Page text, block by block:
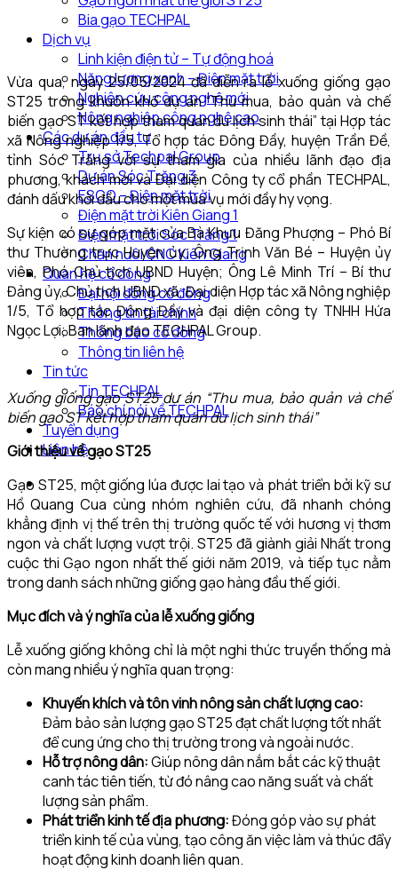
Bia gạo TECHPAL
Dịch vụ
Linh kiện điện tử – Tự động hoá
Năng lượng xanh – Điện mặt trời
Nghiên cứu công nghệ mới
Nông nghiệp công nghệ cao
Các dự án đầu tư
Trụ sở Techpal Group
Dự án Sóc Trăng 3
ESCO – Điện mặt trời
Điện mặt trời Kiên Giang 1
Điện mặt trời Sóc Trăng 1
Chăn nuôi CNC Kiên Giang
Quan hệ cổ đông
Đại hội đồng cổ đông
Thông tin tài chính
Thông báo cổ đông
Thông tin liên hệ
Tin tức
Tin TECHPAL
Báo chí nói về TECHPAL
Tuyển dụng
Liên hệ
Vừa qua, ngày 25/05/2024 đã diễn ra lễ xuống giống gạo
ST25 trong khuôn khổ dự án “Thu mua, bảo quản và chế
biến gạo ST kết hợp tham quan du lịch sinh thái” tại Hợp tác
xã Nông nghiệp 1/5, Tổ hợp tác Đông Đầy, huyện Trần Đề,
tỉnh Sóc Trăng với sự tham gia của nhiều lãnh đạo địa
phương, khách mời và Đại diện Công ty cổ phần TECHPAL,
đánh dấu khởi đầu cho một mùa vụ mới đầy hy vọng.
Sự kiện có sự góp mặt của Bà Khưu Đăng Phượng – Phó Bí
thư Thường trực Huyện ủy; Ông Trịnh Văn Bé – Huyện ủy
viên, Phó Chủ tịch UBND Huyện; Ông Lê Minh Trí – Bí thư
Đảng ủy, Chủ tịch UBND xã; Đại diện Hợp tác xã Nông nghiệp
1/5, Tổ hợp tác Đông Đầy và đại diện công ty TNHH Hứa
Ngọc Lợi; Ban lãnh đạo TECHPAL Group.
Xuống giống gạo ST25 dự án “Thu mua, bảo quản và chế
biến gạo ST kết hợp tham quan du lịch sinh thái”
Giới thiệu về gạo ST25
Gạo ST25, một giống lúa được lai tạo và phát triển bởi kỹ sư
Hồ Quang Cua cùng nhóm nghiên cứu, đã nhanh chóng
khẳng định vị thế trên thị trường quốc tế với hương vị thơm
ngon và chất lượng vượt trội. ST25 đã giành giải Nhất trong
cuộc thi Gạo ngon nhất thế giới năm 2019, và tiếp tục nằm
trong danh sách những giống gạo hàng đầu thế giới.
Mục đích và ý nghĩa của lễ xuống giống
Lễ xuống giống không chỉ là một nghi thức truyền thống mà
còn mang nhiều ý nghĩa quan trọng:
Khuyến khích và tôn vinh nông sản chất lượng cao:
Đảm bảo sản lượng gạo ST25 đạt chất lượng tốt nhất
để cung ứng cho thị trường trong và ngoài nước.
Hỗ trợ nông dân:Giúp nông dân nắm bắt các kỹ thuật
canh tác tiên tiến, từ đó nâng cao năng suất và chất
lượng sản phẩm.
Phát triển kinh tế địa phương:Đóng góp vào sự phát
triển kinh tế của vùng, tạo công ăn việc làm và thúc đẩy
hoạt động kinh doanh liên quan.